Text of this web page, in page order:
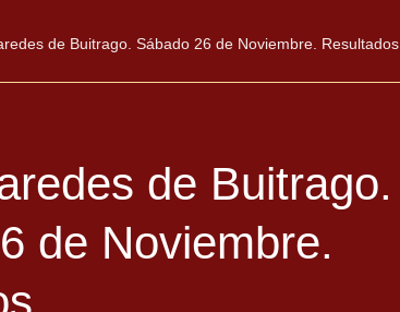
de Buitrago. Sábado 26 de Noviembre. Resultados
de Buitrago.
de Noviembre.